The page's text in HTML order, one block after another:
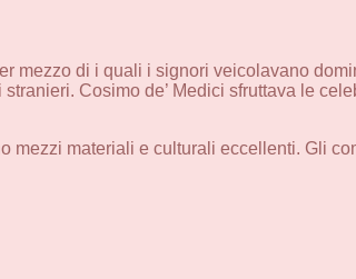
mezzo di i quali i signori veicolavano
Cosimo de’ Medici sfruttava le
mezzi materiali e culturali eccellenti. Gli